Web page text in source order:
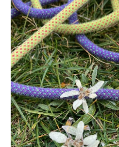
PLEZALNI KROŽEK